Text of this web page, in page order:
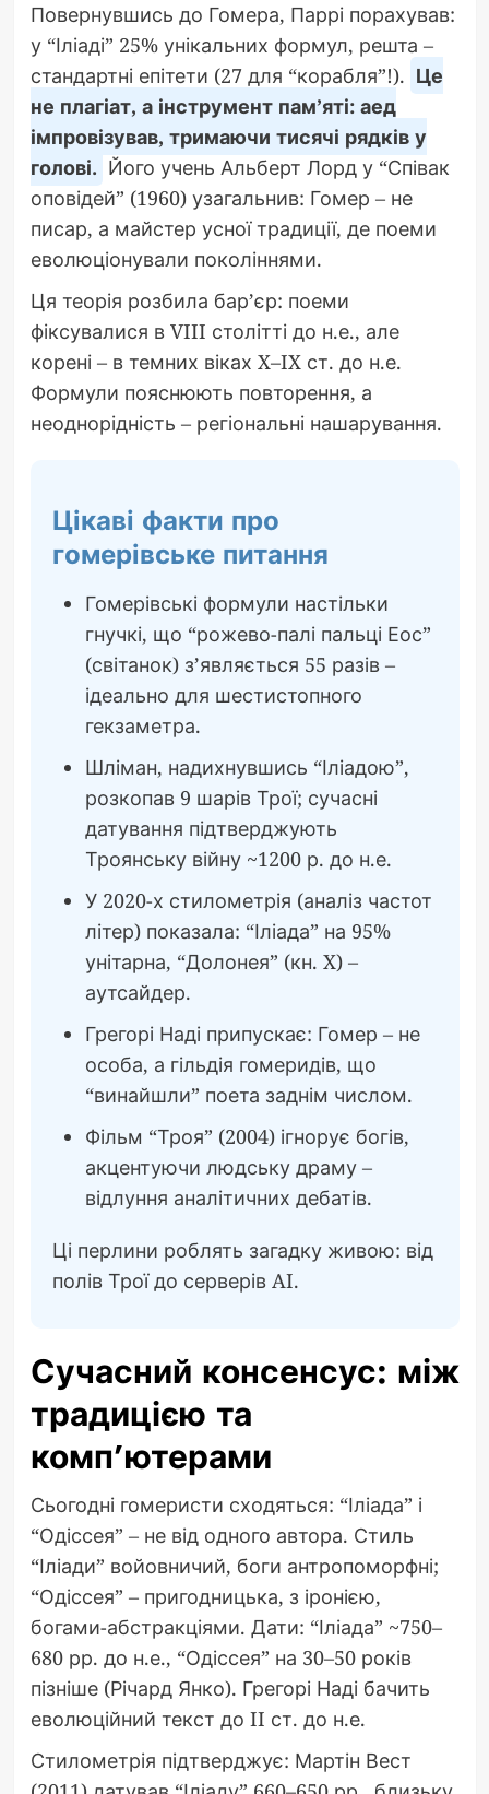
Повернувшись до Гомера, Паррі порахував:
у “Іліаді” 25% унікальних формул, решта –
стандартні епітети (27 для “корабля”!). Це
не плагіат, а інструмент пам’яті: аед
імпровізував, тримаючи тисячі рядків у
голові. Його учень Альберт Лорд у “Співак
оповідей” (1960) узагальнив: Гомер – не
писар, а майстер усної традиції, де поеми
еволюціонували поколіннями.
Ця теорія розбила бар’єр: поеми
фіксувалися в VIII столітті до н.е., але
корені – в темних віках X–IX ст. до н.е.
Формули пояснюють повторення, а
неоднорідність – регіональні нашарування.
Цікаві факти про
гомерівське питання
Гомерівські формули настільки
гнучкі, що “рожево-палі пальці Еос”
(світанок) з’являється 55 разів –
ідеально для шестистопного
гекзаметра.
Шліман, надихнувшись “Іліадою”,
розкопав 9 шарів Трої; сучасні
датування підтверджують
Троянську війну ~1200 р. до н.е.
У 2020-х стилометрія (аналіз частот
літер) показала: “Іліада” на 95%
унітарна, “Долонея” (кн. X) –
аутсайдер.
Грегорі Наді припускає: Гомер – не
особа, а гільдія гомеридів, що
“винайшли” поета заднім числом.
Фільм “Троя” (2004) ігнорує богів,
акцентуючи людську драму –
відлуння аналітичних дебатів.
Ці перлини роблять загадку живою: від
полів Трої до серверів AI.
Сучасний консенсус: між
традицією та
комп’ютерами
Сьогодні гомеристи сходяться: “Іліада” і
“Одіссея” – не від одного автора. Стиль
“Іліади” войовничий, боги антропоморфні;
“Одіссея” – пригодницька, з іронією,
богами-абстракціями. Дати: “Іліада” ~750–
680 рр. до н.е., “Одіссея” на 30–50 років
пізніше (Річард Янко). Грегорі Наді бачить
еволюційний текст до II ст. до н.е.
Стилометрія підтверджує: Мартін Вест